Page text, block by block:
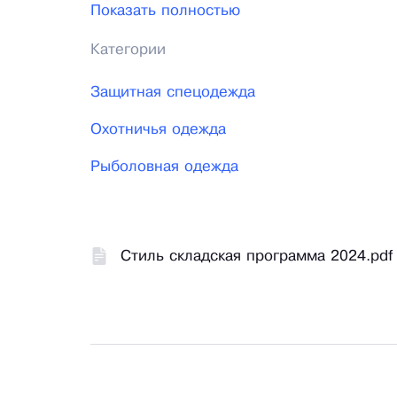
новейшая разработка получила
России".
Сегодня мы предлагаем нашим
инновационных материалов для защиты
Показать полностью
Категории
Защитная спецодежда
Охотничья одежда
Рыболовная одежда
Стиль складская программа 2024.pdf